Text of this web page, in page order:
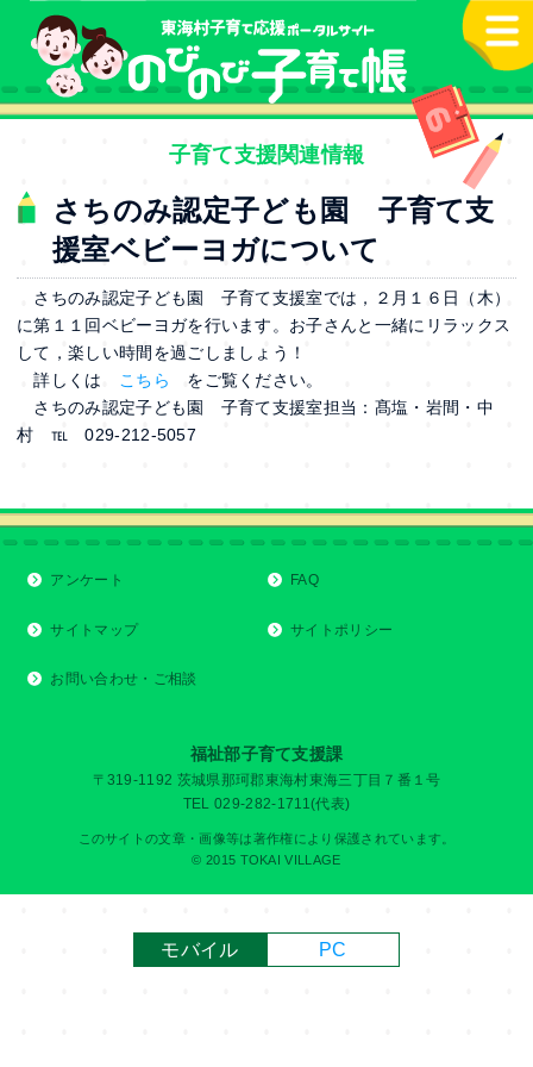
本文へ
子育て支援関連情報
さちのみ認定子ども園 子育て支
援室ベビーヨガについて
さちのみ認定子ども園 子育て支援室では，２月１６日（木）
に第１１回ベビーヨガを行います。お子さんと一緒にリラックス
して，楽しい時間を過ごしましょう！
詳しくは
こちら
をご覧ください。
さちのみ認定子ども園 子育て支援室担当：髙塩・岩間・中
村 ℡ 029-212-5057
アンケート FAQ
サイトマップ サイトポリシー
お問い合わせ・ご相談
福祉部子育て支援課
〒319-1192 茨城県那珂郡東海村東海三丁目７番１号
TEL 029-282-1711(代表)
このサイトの文章・画像等は著作権により保護されています。
© 2015 TOKAI VILLAGE
モバイル PC